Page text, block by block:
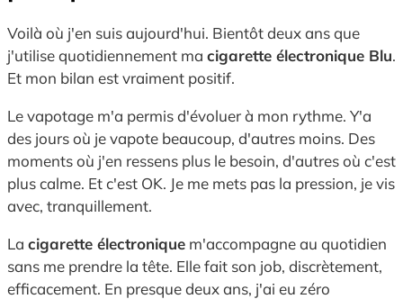
Voilà où j'en suis aujourd'hui. Bientôt deux ans que
j'utilise quotidiennement ma cigarette électronique Blu.
Et mon bilan est vraiment positif.
Le vapotage m'a permis d'évoluer à mon rythme. Y'a
des jours où je vapote beaucoup, d'autres moins. Des
moments où j'en ressens plus le besoin, d'autres où c'est
plus calme. Et c'est OK. Je me mets pas la pression, je vis
avec, tranquillement.
La cigarette électronique m'accompagne au quotidien
sans me prendre la tête. Elle fait son job, discrètement,
efficacement. En presque deux ans, j'ai eu zéro